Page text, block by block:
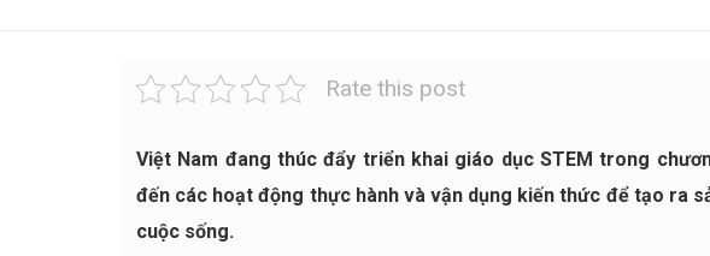
Rate this post
Việt Nam đang thúc đẩy triển khai giáo dục STEM trong
đến các hoạt động thực hành và vận dụng kiến thức để tạo ra
cuộc sống.